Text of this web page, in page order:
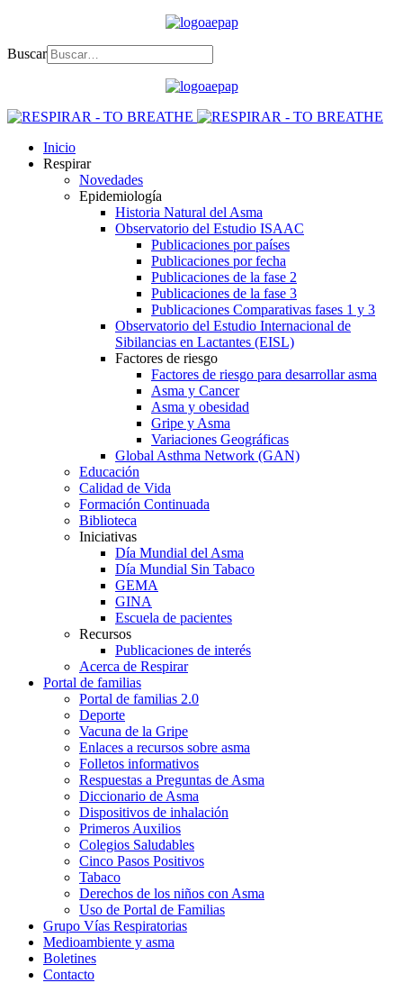
Buscar
Inicio
Respirar
Novedades
Epidemiología
Historia Natural del Asma
Observatorio del Estudio ISAAC
Publicaciones por países
Publicaciones por fecha
Publicaciones de la fase 2
Publicaciones de la fase 3
Publicaciones Comparativas fases 1 y 3
Observatorio del Estudio Internacional de
Sibilancias en Lactantes (EISL)
Factores de riesgo
Factores de riesgo para desarrollar asma
Asma y Cancer
Asma y obesidad
Gripe y Asma
Variaciones Geográficas
Global Asthma Network (GAN)
Educación
Calidad de Vida
Formación Continuada
Biblioteca
Iniciativas
Día Mundial del Asma
Día Mundial Sin Tabaco
GEMA
GINA
Escuela de pacientes
Recursos
Publicaciones de interés
Acerca de Respirar
Portal de familias
Portal de familias 2.0
Deporte
Vacuna de la Gripe
Enlaces a recursos sobre asma
Folletos informativos
Respuestas a Preguntas de Asma
Diccionario de Asma
Dispositivos de inhalación
Primeros Auxilios
Colegios Saludables
Cinco Pasos Positivos
Tabaco
Derechos de los niños con Asma
Uso de Portal de Familias
Grupo Vías Respiratorias
Medioambiente y asma
Boletines
Contacto